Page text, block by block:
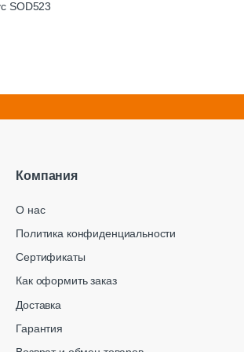
SOD523
Компания
О нас
Политика конфиденциальности
Сертификаты
Как оформить заказ
Доставка
Гарантия